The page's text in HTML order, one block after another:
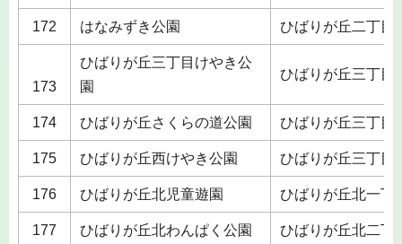
172 はなみずき公園 ひばりが丘二丁目
173
ひばりが丘三丁目けやき公
園
ひばりが丘三丁目
174 ひばりが丘さくらの道公園 ひばりが丘三丁目
175 ひばりが丘西けやき公園 ひばりが丘三丁目
176 ひばりが丘北児童遊園 ひばりが丘北一丁
177 ひばりが丘北わんぱく公園 ひばりが丘北二丁